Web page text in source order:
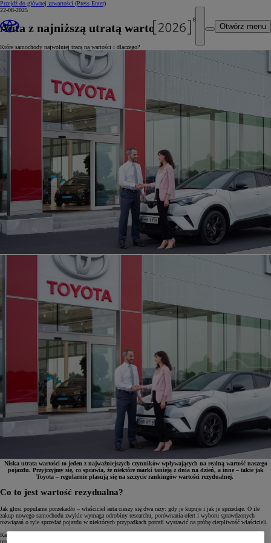
Przejdź do głównej zawartości (Press Enter)
Otwórz menu
22-08-2025
Auta z najniższą utratą wartości
Które samochody najwolniej tracą na wartości i dlaczego?
Niska utrata wartości to jeden z najważniejszych czynników wpływających na realną wartość naszego
pojazdu. Przyjrzyjmy się, co sprawia, że niektóre marki tanieją z dnia na dzień, a inne – takie jak
Toyota – regularnie plasują się na szczycie rankingów wartości rezydualnej.
Co to jest wartość rezydualna?
Jak głosi popularne porzekadło – właściciel auta cieszy się dwa razy: gdy je kupuje i jak je sprzedaje. O ile
zakup nowego samochodu zwykle wymaga odrobiny researchu, porównania ofert i wyboru sprawdzonych
rozwiązań o tyle sprzedaż pojazdu w niektórych przypadkach potrafi wystawić na próbę cierpliwość właścicieli.
Każdemu sprzedającemu zależy oczywiście na tym, aby uzyskać jak najwyższą cenę za swój pojazd. Dzięki
temu całkowity koszt użytkowania (tzw. TCO – Total Cost of Ownership), na który składają się cena zakupu,